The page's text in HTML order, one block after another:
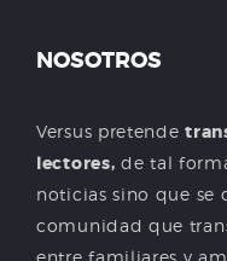
NOSOTROS
Versus pretende
lectores, de tal
noticias sino que se
comunidad que
entre familiares y